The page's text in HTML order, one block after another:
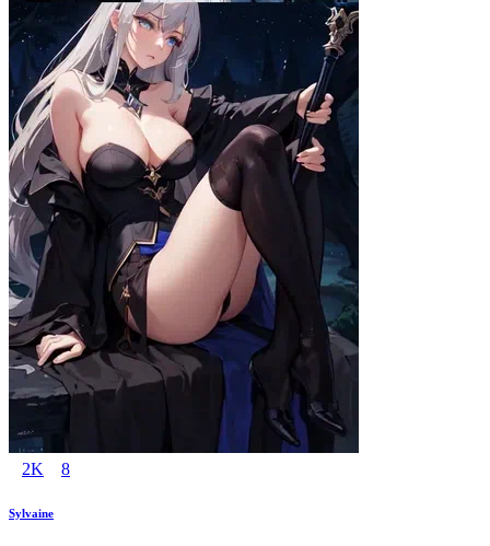
2K 8
Sylvaine